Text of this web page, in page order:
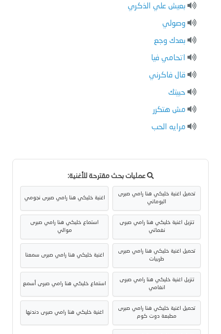
بعيش علي الذكري
وصولي
بعدك وجع
اتحامي فيا
قال فاكرني
حبيتك
مش هتكرر
مرايه الحب
عمليات بحث مقترحة للأغنية:
تحميل اغنية خليكي هنا رامي صبرى
البوماتي
اغنية خليكي هنا رامي صبرى نجومي
تنزيل اغنية خليكي هنا رامي صبرى
نغماتي
استماع خليكي هنا رامي صبرى
موالي
تحميل اغنية خليكي هنا رامي صبرى
طربيات
اغنية خليكي هنا رامي صبرى سمعنا
تنزيل اغنية خليكي هنا رامي صبرى
انغامي
استماع خليكي هنا رامي صبرى أسمع
تحميل اغنية خليكي هنا رامي صبرى
مطبعة دوت كوم
اغنية خليكي هنا رامي صبرى دندنها